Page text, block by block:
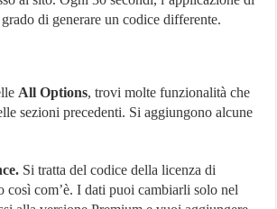
di generare un codice differente.
All Options, trovi molte funzionalità che
sezioni precedenti. Si aggiungono alcune
Si tratta del codice della licenza di
così com’è. I dati puoi cambiarli solo nel